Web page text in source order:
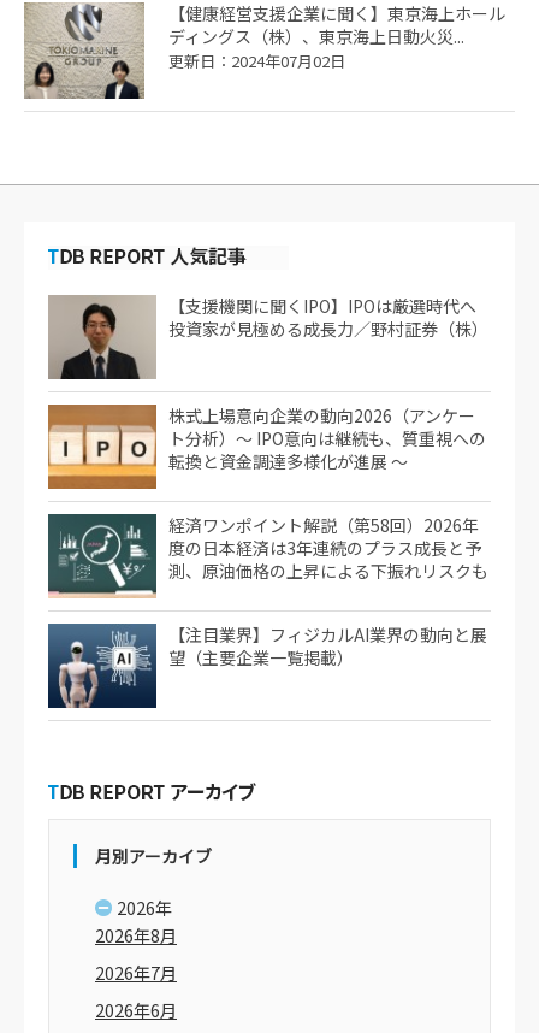
【健康経営支援企業に聞く】東京海上ホール
ディングス（株）、東京海上日動火災...
更新日：2024年07月02日
【支援機関に聞くIPO】IPOは厳選時代へ
投資家が見極める成長力／野村証券（株）
株式上場意向企業の動向2026（アンケー
ト分析）～ IPO意向は継続も、質重視への
転換と資金調達多様化が進展 ～
経済ワンポイント解説（第58回）2026年
度の日本経済は3年連続のプラス成長と予
測、原油価格の上昇による下振れリスクも
【注目業界】フィジカルAI業界の動向と展
望（主要企業一覧掲載）
月別アーカイブ
2026年
2026年8月
2026年7月
2026年6月